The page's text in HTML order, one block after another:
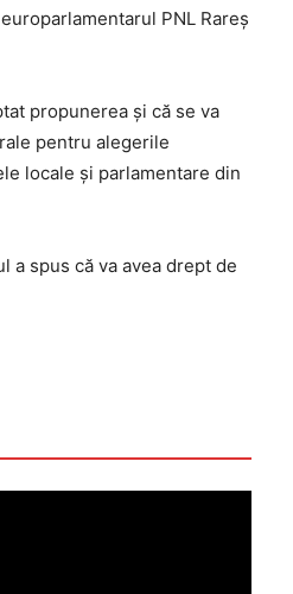
PNL Rareş
propunerea şi că se va
pentru alegerile
locale şi parlamentare din
a spus că va avea drept de